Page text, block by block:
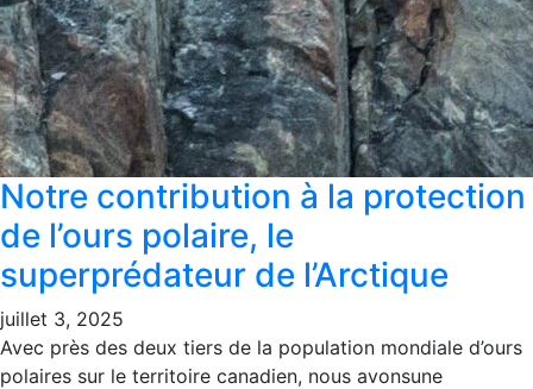
Notre contribution à la protection
de l’ours polaire, le
superprédateur de l’Arctique
juillet 3, 2025
Avec près des deux tiers de la population mondiale d’ours
polaires sur le territoire canadien, nous avonsune